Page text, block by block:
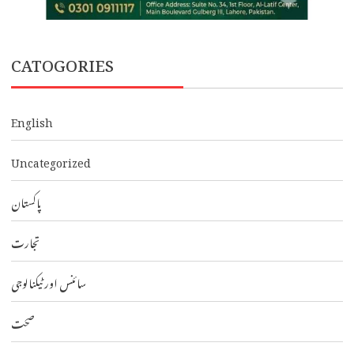
CATOGORIES
English
Uncategorized
پاکستان
تجارت
سائنس اور ٹیکنالوجی
صحت